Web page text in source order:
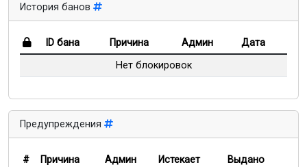
История банов
ID бана Причина Админ
Дата
Нет блокировок
Предупреждения
# Причина Админ Истекает
Выдано